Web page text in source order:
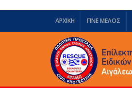
ΑΡΧΙΚΗ ΓΙΝΕ ΜΕΛΟΣ